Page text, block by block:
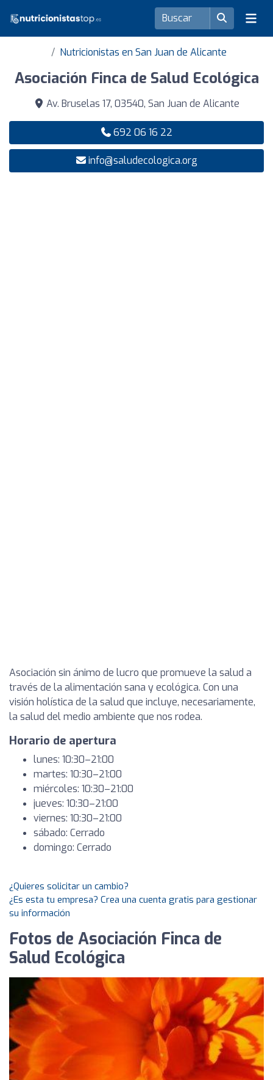
Nutricionistas en San Juan de Alicante
Asociación Finca de Salud Ecológica
Av. Bruselas 17, 03540, San Juan de Alicante
692 06 16 22
info@saludecologica.org
Asociación sin ánimo de lucro que promueve la salud a
través de la alimentación sana y ecológica. Con una
visión holística de la salud que incluye, necesariamente,
la salud del medio ambiente que nos rodea.
Horario de apertura
lunes: 10:30–21:00
martes: 10:30–21:00
miércoles: 10:30–21:00
jueves: 10:30–21:00
viernes: 10:30–21:00
sábado: Cerrado
domingo: Cerrado
¿Quieres solicitar un cambio?
¿Es esta tu empresa? Crea una cuenta gratis para gestionar
su información
Fotos de Asociación Finca de
Salud Ecológica